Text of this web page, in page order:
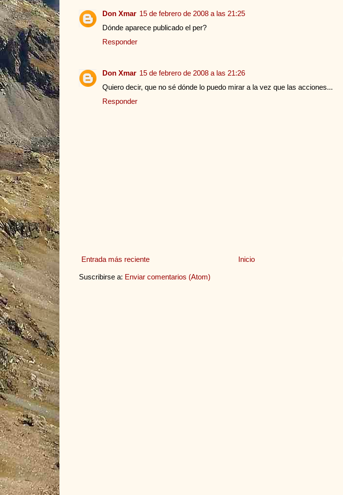
Don Xmar 15 de febrero de 2008 a las 21:25
Dónde aparece publicado el per?
Responder
Don Xmar 15 de febrero de 2008 a las 21:26
Quiero decir, que no sé dónde lo puedo mirar a la vez que las acciones...
Responder
Entrada más reciente Inicio
Suscribirse a: Enviar comentarios (Atom)